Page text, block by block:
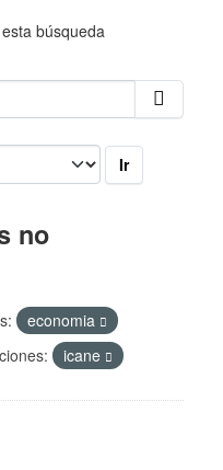
búsqueda
Ir
no
economia
icane